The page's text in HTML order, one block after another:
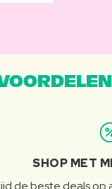
SHOP MET
de beste deals op